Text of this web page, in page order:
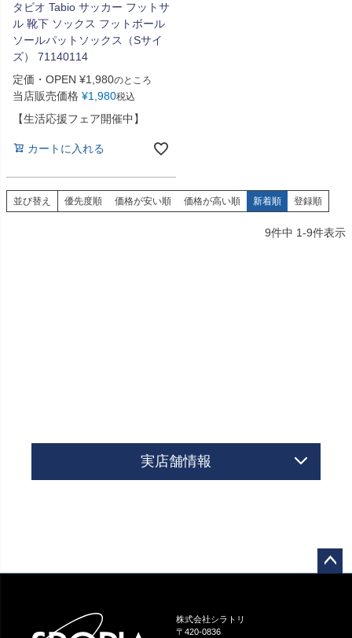
タビオ Tabio サッカー フットサ
ル 靴下 ソックス フットボール
ソールパットソックス（Sサイ
ズ） 71140114
定価・OPEN ¥1,980のところ
当店販売価格 ¥1,980税込
【生活応援フェア開催中】
カートに入れる
並び替え 優先度順 価格が安い順 価格が高い順 新着順 登録順
9件中 1-9件表示
実店舗情報
株式会社シラトリ
〒420-0836